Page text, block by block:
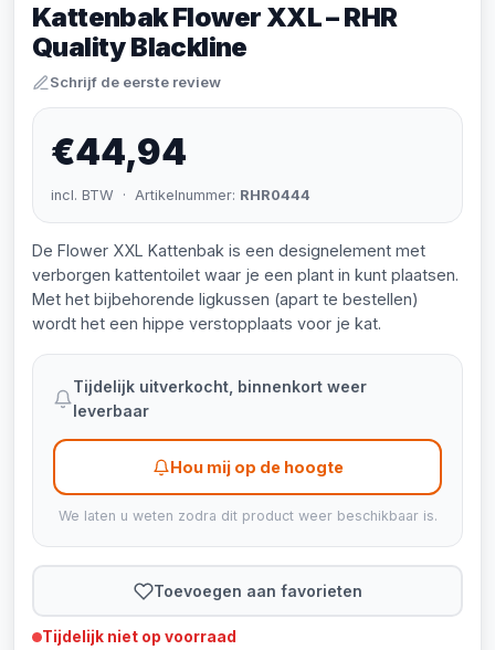
Kattenbak Flower XXL – RHR
Quality Blackline
Schrijf de eerste review
€44,94
incl. BTW · Artikelnummer: RHR0444
De Flower XXL Kattenbak is een designelement met
verborgen kattentoilet waar je een plant in kunt plaatsen.
Met het bijbehorende ligkussen (apart te bestellen)
wordt het een hippe verstopplaats voor je kat.
Tijdelijk uitverkocht, binnenkort weer
leverbaar
Hou mij op de hoogte
We laten u weten zodra dit product weer beschikbaar is.
Toevoegen aan favorieten
Tijdelijk niet op voorraad